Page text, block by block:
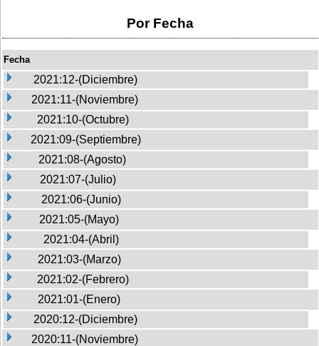
Por Fecha
Fecha
2021:12-(Diciembre)
2021:11-(Noviembre)
2021:10-(Octubre)
2021:09-(Septiembre)
2021:08-(Agosto)
2021:07-(Julio)
2021:06-(Junio)
2021:05-(Mayo)
2021:04-(Abril)
2021:03-(Marzo)
2021:02-(Febrero)
2021:01-(Enero)
2020:12-(Diciembre)
2020:11-(Noviembre)